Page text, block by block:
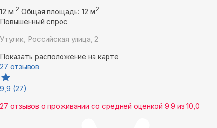
12 м 2 Общая площадь: 12 м2
Повышенный спрос
Утулик, Российская улица, 2
Показать расположение на карте
27 отзывов
9,9 (27)
27 отзывов о проживании со средней оценкой 9,9 из 10,0